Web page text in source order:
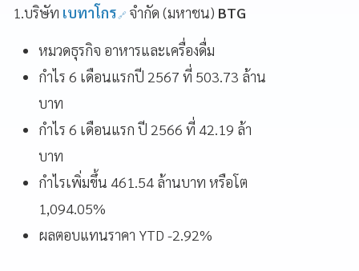
1.บริษัท เบทาโกร จำกัด (มหาชน) BTG
หมวดธุรกิจ อาหารและเครื่องดื่ม
กำไร 6 เดือนแรกปี 2567 ที่ 503.73 ล้าน
บาท
กำไร 6 เดือนแรก ปี 2566 ที่ 42.19 ล้า
บาท
กำไรเพิ่มขึ้น 461.54 ล้านบาท หรือโต
1,094.05%
ผลตอบแทนราคา YTD -2.92%